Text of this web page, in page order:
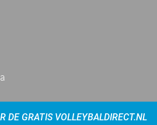
DE GRATIS VOLLEYBALDIRECT.NL